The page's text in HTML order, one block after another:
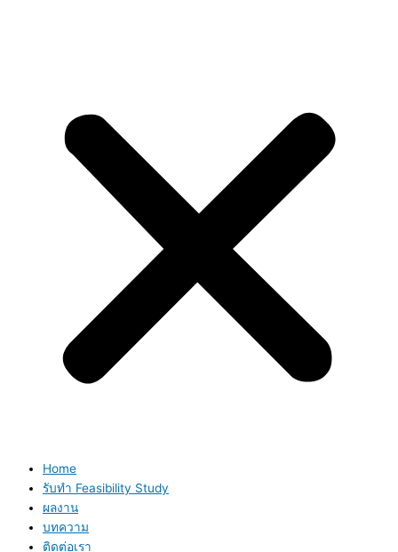
Home
รับทำ Feasibility Study
ผลงาน
บทความ
ติดต่อเรา